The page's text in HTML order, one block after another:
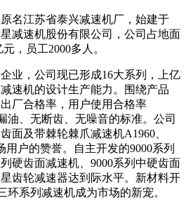
名江苏省泰兴减速机厂，始建于
减速机股份有限公司，公司占地面
，员工2000多人。
业，公司现已形成16大系列，上亿
速机的设计生产能力。围绕产品
厂合格率，用户使用合格率
油、无断齿、无噪音的标准。公司
面及带棘轮棘爪减速机A1960、
用户的赞誉。自主开发的9000系列
硬齿面减速机、9000系列中硬齿面
齿轮减速器达到际水平。新材料开
环系列减速机成为市场的新宠。